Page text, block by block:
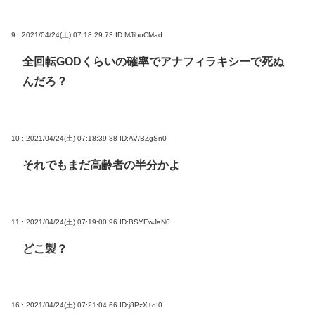
9 : 2021/04/24(土) 07:18:29.73 ID:MJihoCMad
全回転GODくらいの確率でアナフィラキシーで死ぬ
んだろ？
10 : 2021/04/24(土) 07:18:39.88 ID:AV/BZgSn0
それでもまだ高齢者の半分かよ
11 : 2021/04/24(土) 07:19:00.96 ID:BSYEwJaN0
どこ製？
16 : 2021/04/24(土) 07:21:04.66 ID:j8PzX+dI0